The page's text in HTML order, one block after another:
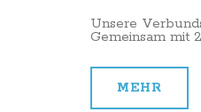
Unsere
Gemeinsam mit
MEHR